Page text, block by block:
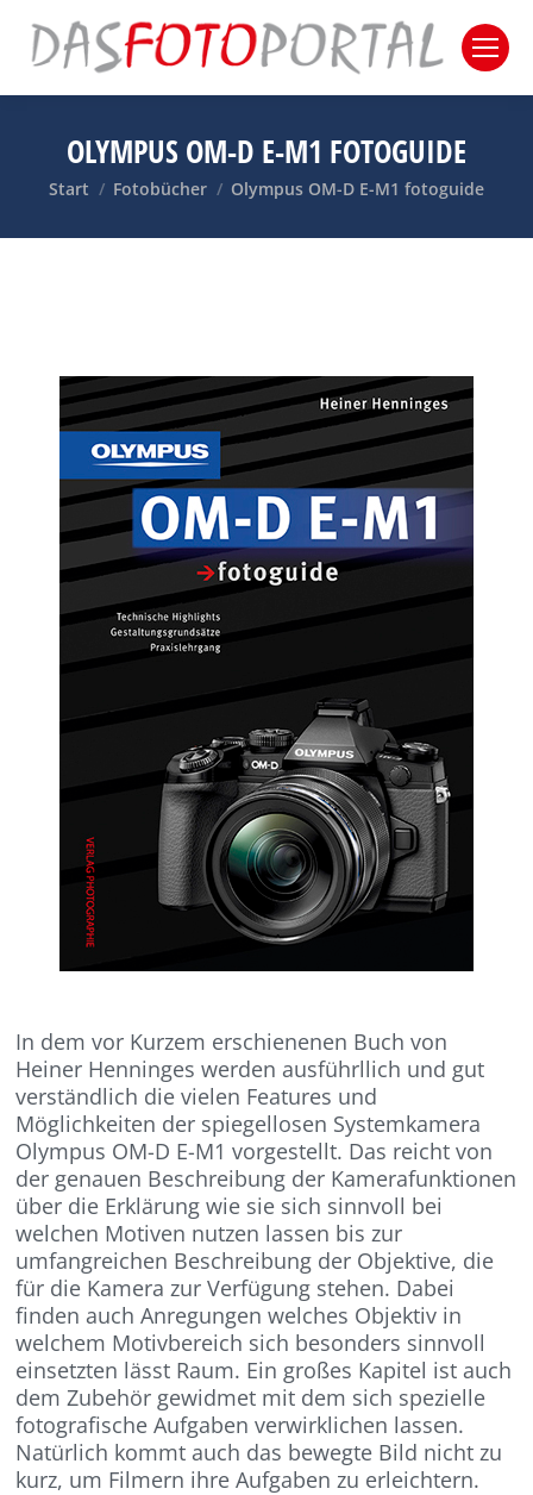
OLYMPUS OM-D E-M1 FOTOGUIDE
Sie befinden sich hier:
Start Fotobücher Olympus OM-D E-M1 fotoguide
In dem vor Kurzem erschienenen Buch von
Heiner Henninges werden ausführllich und gut
verständlich die vielen Features und
Möglichkeiten der spiegellosen Systemkamera
Olympus OM-D E-M1 vorgestellt. Das reicht von
der genauen Beschreibung der Kamerafunktionen
über die Erklärung wie sie sich sinnvoll bei
welchen Motiven nutzen lassen bis zur
umfangreichen Beschreibung der Objektive, die
für die Kamera zur Verfügung stehen. Dabei
finden auch Anregungen welches Objektiv in
welchem Motivbereich sich besonders sinnvoll
einsetzten lässt Raum. Ein großes Kapitel ist auch
dem Zubehör gewidmet mit dem sich spezielle
fotografische Aufgaben verwirklichen lassen.
Natürlich kommt auch das bewegte Bild nicht zu
kurz, um Filmern ihre Aufgaben zu erleichtern.